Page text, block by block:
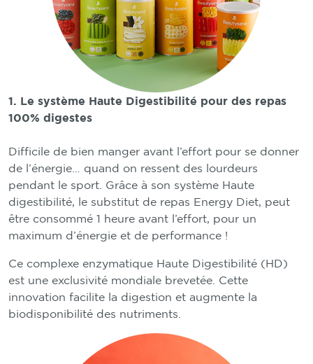
1. Le système Haute Digestibilité pour des repas
100% digestes
Difficile de bien manger avant l’effort pour se donner
de l’énergie… quand on ressent des lourdeurs
pendant le sport. Grâce à son système Haute
digestibilité, le substitut de repas Energy Diet, peut
être consommé 1 heure avant l’effort, pour un
maximum d’énergie et de performance !
Ce complexe enzymatique Haute Digestibilité (HD)
est une exclusivité mondiale brevetée. Cette
innovation facilite la digestion et augmente la
biodisponibilité des nutriments.